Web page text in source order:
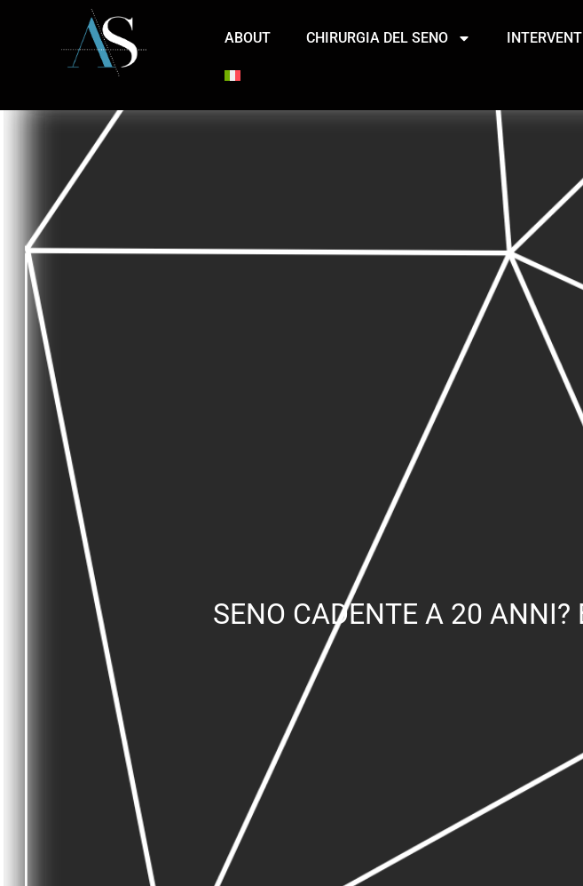
ABOUT CHIRURGIA DEL SENO
SENO CADENTE A 20 ANNI?